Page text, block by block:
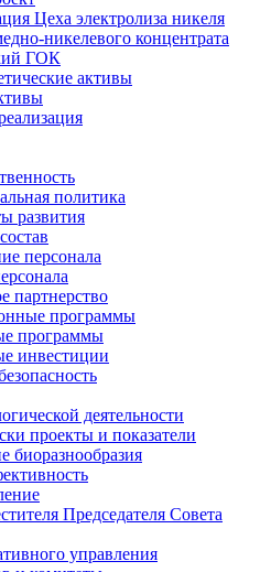
Цеха электролиза никеля
никелевого концентрата
ГОК
активы
политика
развития
персонала
партнерство
программы
программы
инвестиции
деятельности
проекты и показатели
биоразнообразия
Председателя Совета
управления